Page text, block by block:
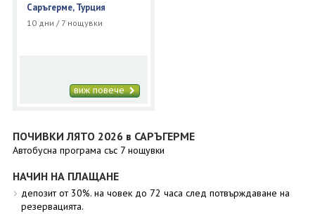
Саръгерме, Турция
10 дни / 7 нощувки
виж повече
ПОЧИВКИ ЛЯТО 2026 в САРЪГЕРМЕ
Автобусна програма със 7 нощувки
НАЧИН НА ПЛАЩАНЕ
депозит от 30%. на човек до 72 часа след потвърждаване на
резервацията.